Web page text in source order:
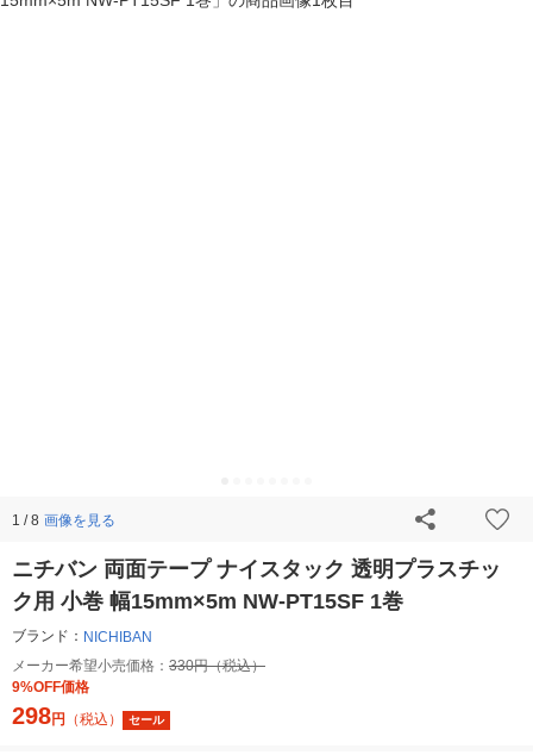
1 / 8 画像を見る
ニチバン 両面テープ ナイスタック 透明プラスチッ
ク用 小巻 幅15mm×5m NW-PT15SF 1巻
ブランド： NICHIBAN
メーカー希望小売価格： 330円（税込）
9%OFF価格
298円 （税込） セール